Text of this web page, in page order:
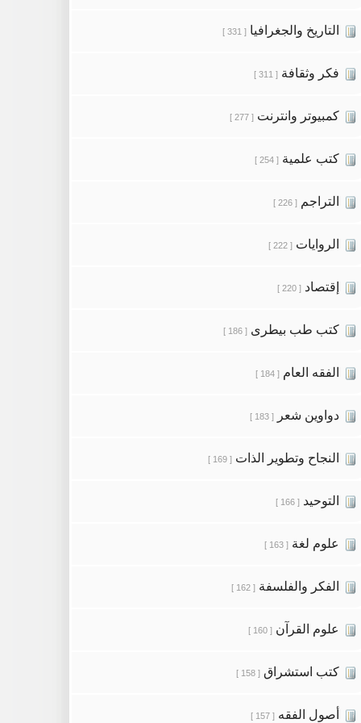
التاريخ والجغرافيا [ 331 ]
فكر وثقافة [ 311 ]
كمبيوتر وانترنت [ 277 ]
كتب علمية [ 254 ]
التراجم [ 226 ]
الروايات [ 222 ]
إقتصاد [ 220 ]
كتب طب بيطرى [ 186 ]
الفقه العام [ 184 ]
دواوين شعر [ 183 ]
النجاح وتطوير الذات [ 169 ]
التوحيد [ 166 ]
علوم لغة [ 163 ]
الفكر والفلسفة [ 162 ]
علوم القرآن [ 160 ]
كتب استشراق [ 158 ]
أصول الفقه [ 157 ]